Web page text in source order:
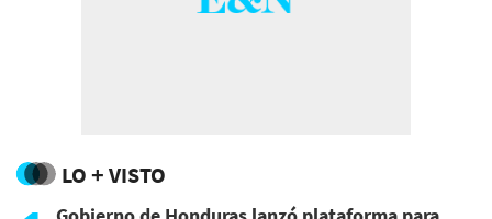
LO + VISTO